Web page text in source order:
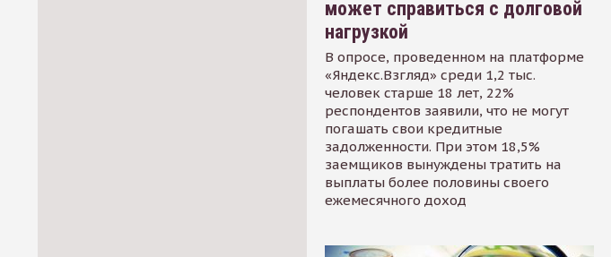
может справиться с долговой
нагрузкой
В опросе, проведенном на платформе
«Яндекс.Взгляд» среди 1,2 тыс.
человек старше 18 лет, 22%
респондентов заявили, что не могут
погашать свои кредитные
задолженности. При этом 18,5%
заемщиков вынуждены тратить на
выплаты более половины своего
ежемесячного доход